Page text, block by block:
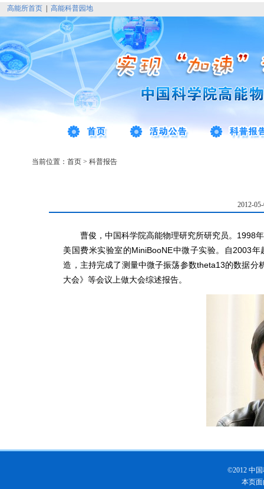
高能所首页 高能科普园地
当前位置： 首页 > 科普报告
2012-
曹俊，中国科学院高能物理研究所研究员。1998年
美国费米实验室的MiniBooNE中微子实验。自2003
造，主持完成了测量中微子振荡参数theta13的数据
大会》等会议上做大会综述报告。
©2012 中
本页